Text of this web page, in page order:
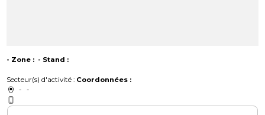
- Zone : - Stand :
Secteur(s) d'activité : Coordonnées :
- -